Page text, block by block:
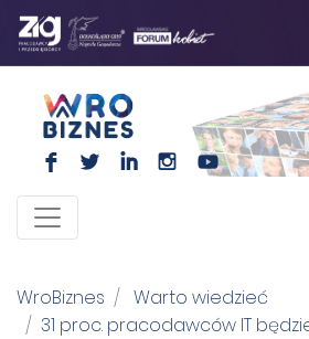
F L I I
WroBiznes
Warto wiedzieć
31 proc. pracodawców IT